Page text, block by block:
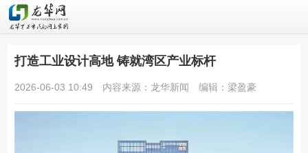
打造工业设计高地 铸就湾区产业标杆
2026-06-03 10:49 内容来源：龙华新闻 编辑：梁盈豪